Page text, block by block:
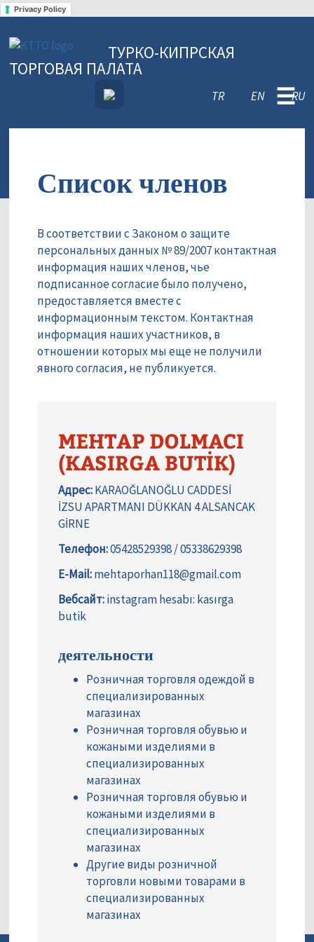
Privacy Policy
ТУРКО-КИПРСКАЯ
ТОРГОВАЯ ПАЛАТА
TR EN RU
☰
Список членов
В соответствии с Законом о защите
персональных данных № 89/2007 контактная
информация наших членов, чье
подписанное согласие было получено,
предоставляется вместе с
информационным текстом. Контактная
информация наших участников, в
отношении которых мы еще не получили
явного согласия, не публикуется.
MEHTAP DOLMACI
(KASIRGA BUTİK)
Адрес:KARAOĞLANOĞLU CADDESİ
İZSU APARTMANI DÜKKAN 4 ALSANCAK
GİRNE
Телефон:05428529398 / 05338629398
E-Mail:mehtaporhan118@gmail.com
Вебсайт:instagram hesabı: kasırga
butik
деятельности
Розничная торговля одеждой в
специализированных
магазинах
Розничная торговля обувью и
кожаными изделиями в
специализированных
магазинах
Розничная торговля обувью и
кожаными изделиями в
специализированных
магазинах
Другие виды розничной
торговли новыми товарами в
специализированных
магазинах